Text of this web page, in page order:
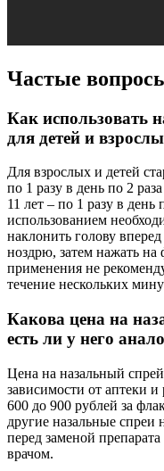
Частые
Как использовать
для детей и
Для взрослых и детей
по 1 разу в день по 2
11 лет – по 1 разу в
использованием
наклонить голову
ноздрю, затем нажать на
применения не
течение нескольких
Какова цена на
есть ли у него
Цена на назальный
зависимости от аптеки и
600 до 900 рублей за
другие назальные спреи
перед заменой
врачом.